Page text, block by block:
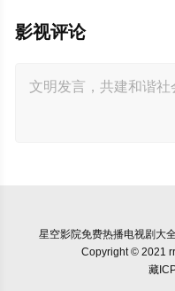
影视评论
星空影院免费热播电视剧大
Copyright © 2021
藏